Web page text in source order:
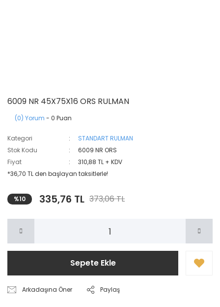
6009 NR 45X75X16 ORS RULMAN
(0) Yorum - 0 Puan
Kategori
STANDART RULMAN
Stok Kodu
6009 NR ORS
Fiyat
310,88 TL + KDV
*36,70 TL den başlayan taksitlerle!
%10 335,76 TL 373,06 TL
Sepete Ekle
Arkadaşına Öner Paylaş